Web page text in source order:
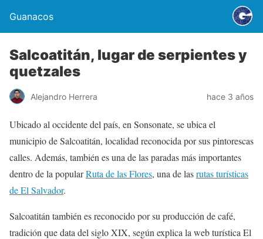
Guanacos
Salcoatitán, lugar de serpientes y
quetzales
Alejandro Herrera hace 3 años
Ubicado al occidente del país, en Sonsonate, se ubica el
municipio de Salcoatitán, localidad reconocida por sus pintorescas
calles. Además, también es una de las paradas más importantes
dentro de la popularRuta de las Flores, una de lasrutas turísticas
de El Salvador.
Salcoatitán también es reconocido por su producción de café,
tradición que data del siglo XIX, según explica la web turística El